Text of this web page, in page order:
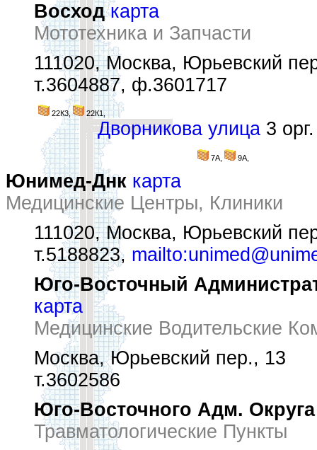
Восход карта
Мототехника и Запчасти
111020, Москва, Юрьевский
т.3604887, ф.3601717
22К3, 22К1,
Дворникова улица 3 орг.
7А, 9А,
Юнимед-Днк карта
Медицинские Центры, Клиники
111020, Москва, Юрьевский
т.5188823,
Юго-Восточный
карта
Медицинские Водительские
Москва, Юрьевский пер., 13
т.3602586
Юго-Восточного Адм.
Травматологические Пункты